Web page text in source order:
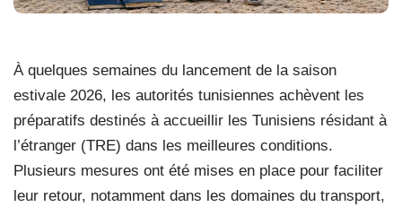
À quelques semaines du lancement de la saison
estivale 2026, les autorités tunisiennes achèvent les
préparatifs destinés à accueillir les Tunisiens résidant à
l’étranger (TRE) dans les meilleures conditions.
Plusieurs mesures ont été mises en place pour faciliter
leur retour, notamment dans les domaines du transport,